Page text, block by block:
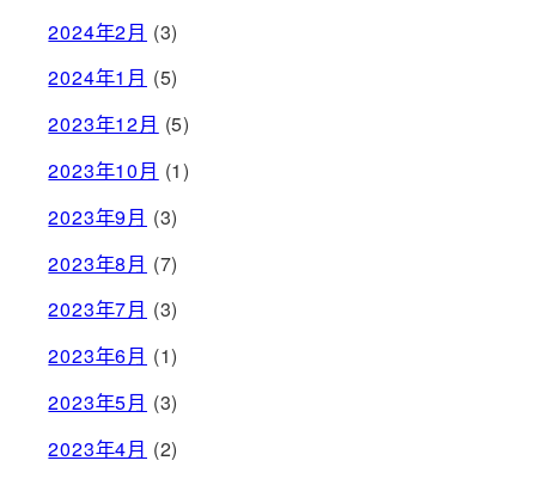
2024年2月 (3)
2024年1月 (5)
2023年12月 (5)
2023年10月 (1)
2023年9月 (3)
2023年8月 (7)
2023年7月 (3)
2023年6月 (1)
2023年5月 (3)
2023年4月 (2)